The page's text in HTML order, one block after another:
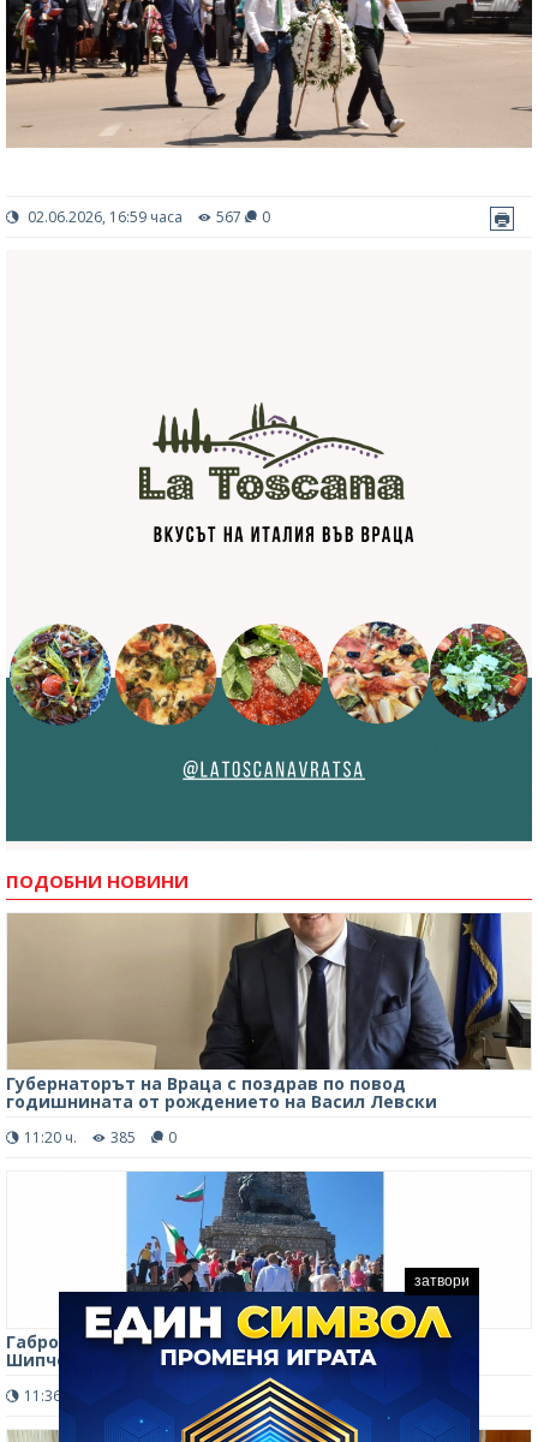
02.06.2026, 16:59 часа 567 0
ПОДОБНИ НОВИНИ
Губернаторът на Враца с поздрав по повод
годишнината от рождението на Васил Левски
11:20 ч. 385 0
Габрово и връх „Шипка“ отбелязват 149 години от
Шипченската епопея
11:36 ч. 232 0
затвори